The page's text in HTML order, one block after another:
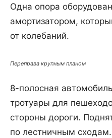
Одна опора
амортизатором,
от колебаний.
Переправа крупным планом
8-полосная
тротуары для
стороны дороги.
по лестничным сходам.